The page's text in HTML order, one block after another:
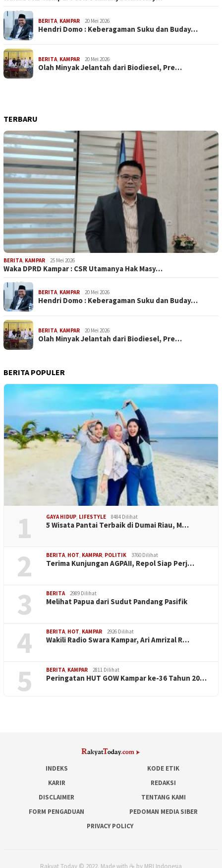
BERITA KAMPAR 20 Mei 2026
Hendri Domo : Keberagaman Suku dan Buday…
BERITA KAMPAR 20 Mei 2026
Olah Minyak Jelantah dari Biodiesel, Pre…
TERBARU
BERITA KAMPAR 25 Mei 2026
Waka DPRD Kampar : CSR Utamanya Hak Masy…
BERITA KAMPAR 20 Mei 2026
Hendri Domo : Keberagaman Suku dan Buday…
BERITA KAMPAR 20 Mei 2026
Olah Minyak Jelantah dari Biodiesel, Pre…
BERITA POPULER
1 GAYA HIDUP, LIFESTYLE 8484 Dilihat
5 Wisata Pantai Terbaik di Dumai Riau, M…
2 BERITA, HOT, KAMPAR, POLITIK 3760 Dilihat
Terima Kunjungan AGPAII, Repol Siap Perj…
3 BERITA 2989 Dilihat
Melihat Papua dari Sudut Pandang Pasifik
4 BERITA, HOT, KAMPAR 2926 Dilihat
Wakili Radio Swara Kampar, Ari Amrizal R…
5 BERITA, KAMPAR 2811 Dilihat
Peringatan HUT GOW Kampar ke-36 Tahun 20…
INDEKS
KODE ETIK
KARIR
REDAKSI
DISCLAIMER
TENTANG KAMI
FORM PENGADUAN
PEDOMAN MEDIA SIBER
PRIVACY POLICY
Rakyat Today © 2022. Made with ☕ by MRI Indonesia